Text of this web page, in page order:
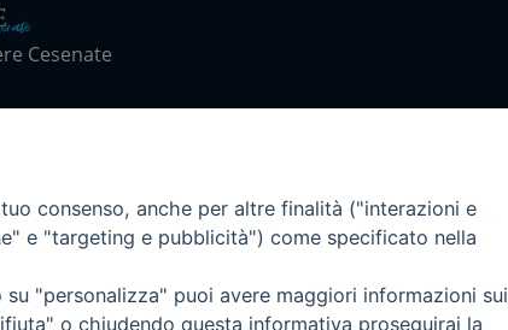
Cesenate
consenso, anche per altre finalità ("interazioni e
e "targeting e pubblicità") come specificato nella
"personalizza" puoi avere maggiori informazioni sui
o chiudendo questa informativa proseguirai la